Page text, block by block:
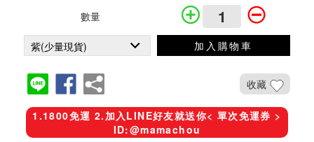
數量
加入購物車
收藏
1.1800免運 2.加入LINE好友就送你< 單次免運券 >
ID:@mamachou